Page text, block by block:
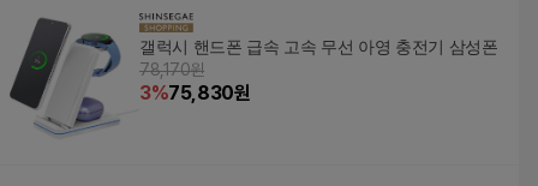
갤럭시 핸드폰 급속 고속 무선 아영 충전기 삼성폰
78,170원
3%75,830원